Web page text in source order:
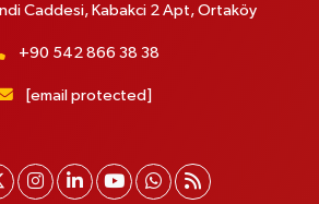
Caddesi, Kabakci 2 Apt, Ortaköy
+90 542 866 38 38
[email protected]